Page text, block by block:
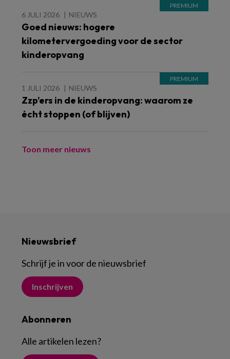
6 JULI 2026 NIEUWS
Goed nieuws: hogere
kilometervergoeding voor de sector
kinderopvang
1 JULI 2026 NIEUWS
Zzp’ers in de kinderopvang: waarom ze
écht stoppen (of blijven)
Toon meer nieuws
Nieuwsbrief
Schrijf je in voor de nieuwsbrief
Inschrijven
Abonneren
Alle artikelen lezen?